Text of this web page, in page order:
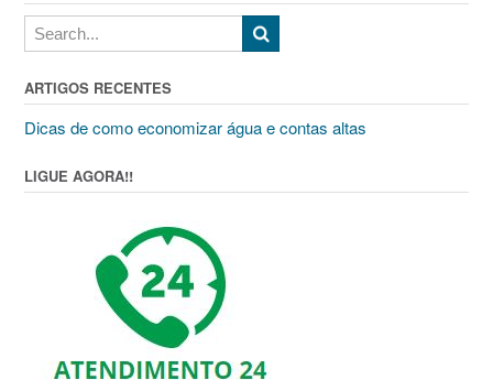
ARTIGOS RECENTES
Dicas de como economizar água e contas altas
LIGUE AGORA!!